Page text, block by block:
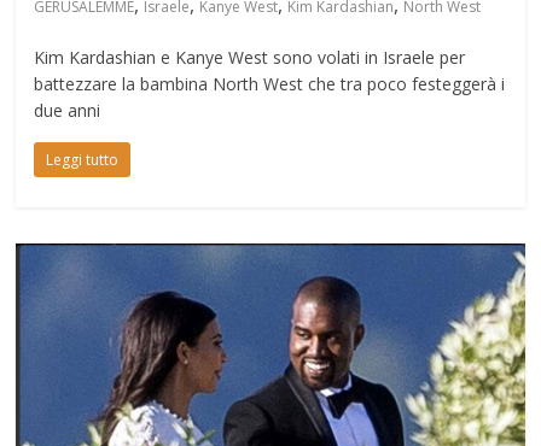
GERUSALEMME Israele Kanye West Kim Kardashian North West
Kim Kardashian e Kanye West sono volati in Israele per
battezzare la bambina North West che tra poco festeggerà i
due anni
Leggi tutto